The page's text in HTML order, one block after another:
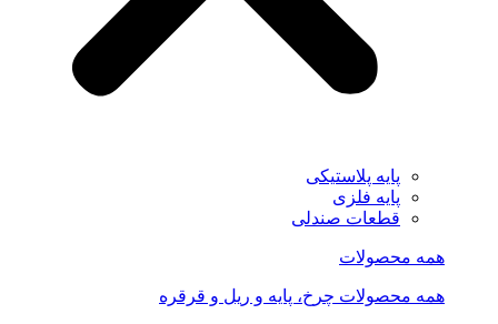
پایه پلاستیکی
پایه فلزی
قطعات صندلی
همه محصولات
همه محصولات چرخ، پایه و ریل و قرقره